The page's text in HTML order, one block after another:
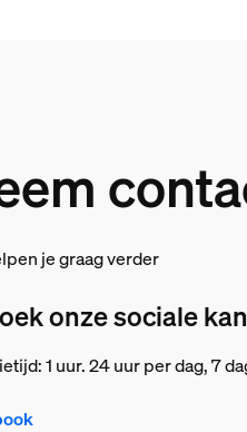
je graag verder
onze sociale
1 uur. 24 uur per dag, 7